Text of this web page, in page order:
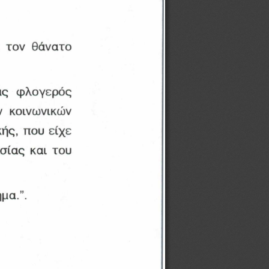
τον  θάνατο
φλογερός
κοινωνικών
που είχε
και του